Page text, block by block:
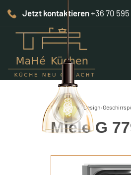
Jetzt kontaktieren+36 70 595
Start›Home-Design›
Miele G